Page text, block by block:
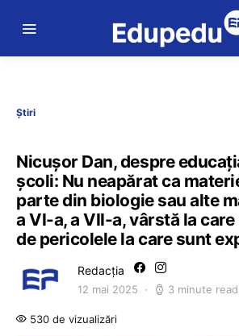
Știri
Nicușor Dan, despre
școli: Nu neapărat ca
parte din biologie sau alte
a VI-a, a VII-a, vârstă la
de pericolele la care sunt
Redacția
12 mai 2025 3 minute read
530 de vizualizări